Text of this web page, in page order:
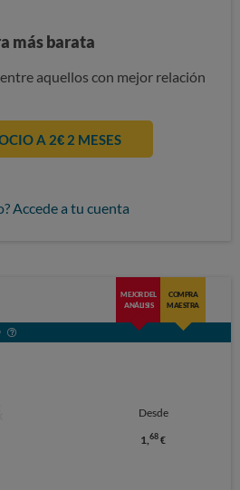
más barata
aquellos con mejor relación
A 2€ 2 MESES
Accede a tu cuenta
MEJOR DEL
ANÁLISIS
COMPRA
MAESTRA
Desde
1,68 €